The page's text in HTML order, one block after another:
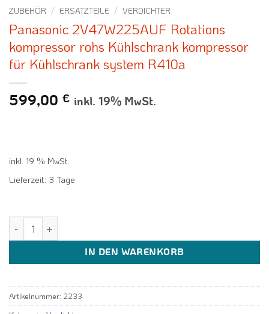
ZUBEHÖR / ERSATZTEILE / VERDICHTER
Panasonic 2V47W225AUF Rotations
kompressor rohs Kühlschrank kompressor
für Kühlschrank system R410a
599,00 € inkl. 19% MwSt.
inkl. 19 % MwSt.
Lieferzeit: 3 Tage
IN DEN WARENKORB
Artikelnummer: 2233